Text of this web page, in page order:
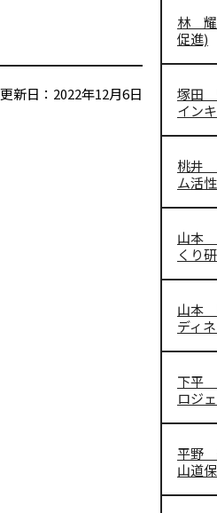
更新日：2022年12月6日
林 耀
促進)
塚田
イン
桃井
ム活
山本
くり
山本
ディ
下平
ロジ
平野
山道